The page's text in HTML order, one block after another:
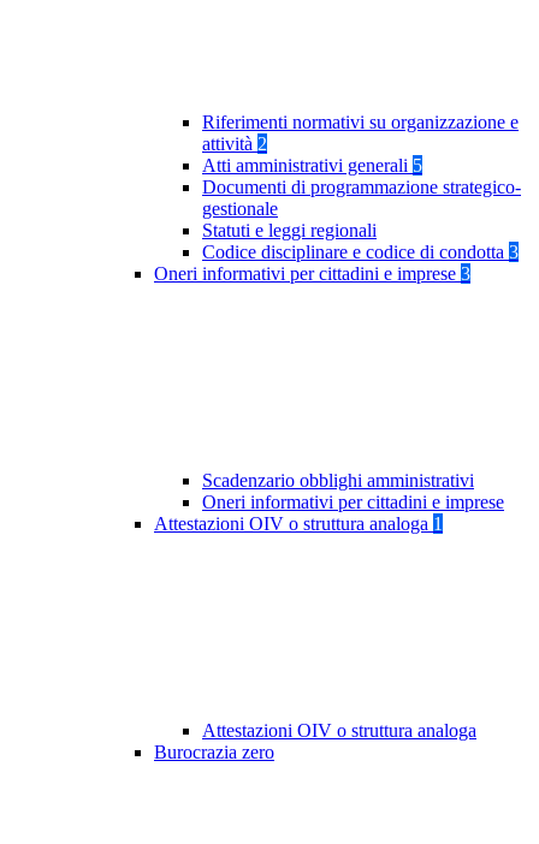
Riferimenti normativi su organizzazione e
attività 2
Atti amministrativi generali 5
Documenti di programmazione strategico-
gestionale
Statuti e leggi regionali
Codice disciplinare e codice di condotta 3
Oneri informativi per cittadini e imprese 3
Scadenzario obblighi amministrativi
Oneri informativi per cittadini e imprese
Attestazioni OIV o struttura analoga 1
Attestazioni OIV o struttura analoga
Burocrazia zero